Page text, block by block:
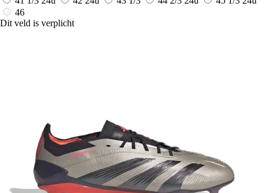
46
Dit veld is verplicht